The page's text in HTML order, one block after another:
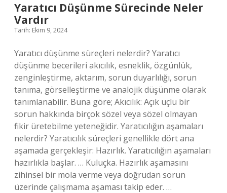
Yaratıcı Düşünme Sürecinde Neler
Vardır
Tarih: Ekim 9, 2024
Yaratıcı düşünme süreçleri nelerdir? Yaratıcı
düşünme becerileri akıcılık, esneklik, özgünlük,
zenginleştirme, aktarım, sorun duyarlılığı, sorun
tanıma, görselleştirme ve analojik düşünme olarak
tanımlanabilir. Buna göre; Akıcılık: Açık uçlu bir
sorun hakkında birçok sözel veya sözel olmayan
fikir üretebilme yeteneğidir. Yaratıcılığın aşamaları
nelerdir? Yaratıcılık süreçleri genellikle dört ana
aşamada gerçekleşir: Hazırlık. Yaratıcılığın aşamaları
hazırlıkla başlar. … Kuluçka. Hazırlık aşamasını
zihinsel bir mola verme veya doğrudan sorun
üzerinde çalışmama aşaması takip eder. …